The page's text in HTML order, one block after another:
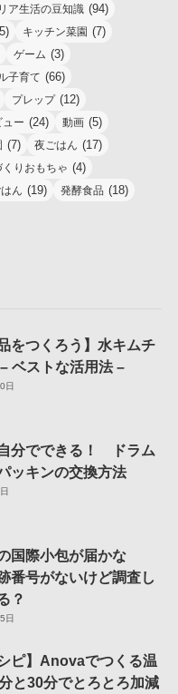
ア生活の豆知識 (94)
キッチン菜園 (7)
ゲーム (3)
子育て (66)
プレップ(12)
ュー (24) 動画 (5)
(7) 夜ごはん (17)
くりおもちゃ (4)
ん (19) 発酵食品 (18)
をつくろう】水キムチ
ベストな活用法 –
日
自分でできる！ ドラム
ッキンの交換方法
国際小包が届かな
号がないけど調査し
？
日
ピ】Anovaでつくる温
と30分でとろとろ加減